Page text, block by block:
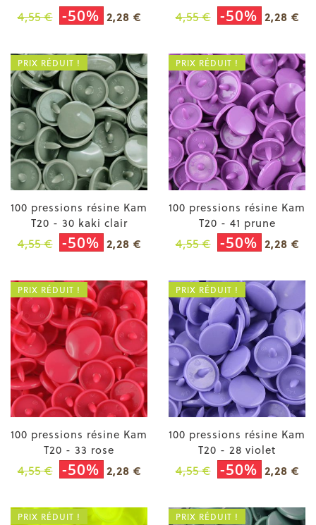
4,55 € -50% 2,28 € 4,55 € -50% 2,28 €
100 pressions résine Kam
T20 - 30 kaki clair
4,55 € -50% 2,28 €
PRIX RÉDUIT !
100 pressions résine Kam
T20 - 41 prune
4,55 € -50% 2,28 €
PRIX RÉDUIT !
100 pressions résine Kam
T20 - 33 rose
4,55 € -50% 2,28 €
PRIX RÉDUIT !
100 pressions résine Kam
T20 - 28 violet
4,55 € -50% 2,28 €
PRIX RÉDUIT !
PRIX RÉDUIT ! PRIX RÉDUIT !